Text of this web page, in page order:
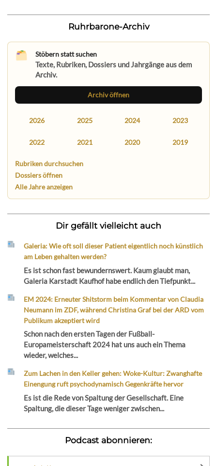
Ruhrbarone-Archiv
Stöbern statt suchen
Texte, Rubriken, Dossiers und Jahrgänge aus dem
Archiv.
Archiv öffnen
2026 2025 2024 2023
2022 2021 2020 2019
Rubriken durchsuchen
Dossiers öffnen
Alle Jahre anzeigen
Dir gefällt vielleicht auch
Galeria: Wie oft soll dieser Patient eigentlich noch künstlich
am Leben gehalten werden?
Es ist schon fast bewundernswert. Kaum glaubt man,
Galeria Karstadt Kaufhof habe endlich den Tiefpunkt...
EM 2024: Erneuter Shitstorm beim Kommentar von Claudia
Neumann im ZDF, während Christina Graf bei der ARD vom
Publikum akzeptiert wird
Schon nach den ersten Tagen der Fußball-
Europameisterschaft 2024 hat uns auch ein Thema
wieder, welches...
Zum Lachen in den Keller gehen: Woke-Kultur: Zwanghafte
Einengung ruft psychodynamisch Gegenkräfte hervor
Es ist die Rede von Spaltung der Gesellschaft. Eine
Spaltung, die dieser Tage weniger zwischen...
Podcast abonnieren: